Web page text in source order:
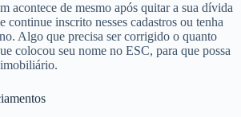
acontece de mesmo após quitar a sua dívida
continue inscrito nesses cadastros ou tenha
Algo que precisa ser corrigido o quanto
colocou seu nome no ESC, para que possa